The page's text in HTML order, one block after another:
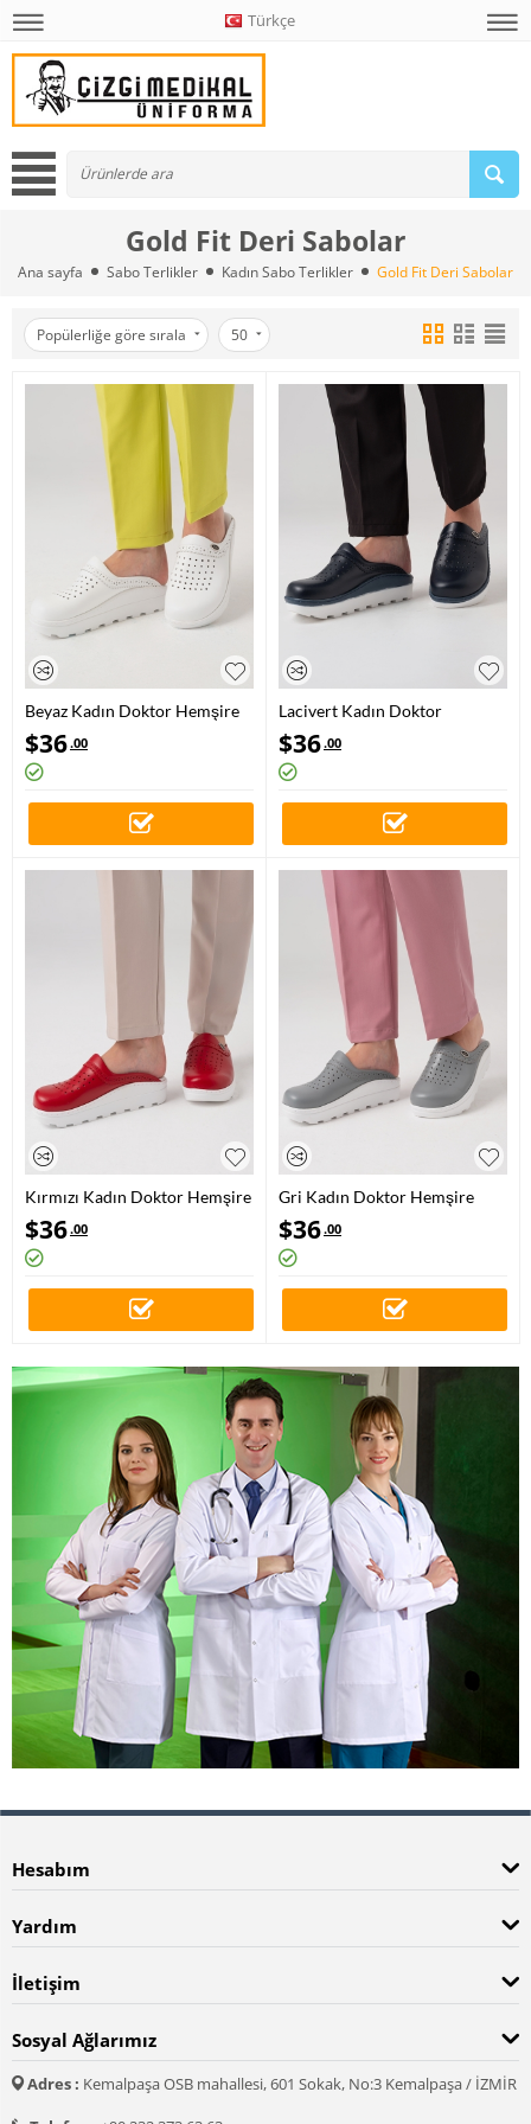
Türkçe
Gold Fit Deri Sabolar
Ana sayfa Sabo Terlikler Kadın Sabo Terlikler Gold Fit Deri Sabolar
Popülerliğe göre sırala 50
Beyaz Kadın Doktor Hemşire
Medikal Gold Fit Hakiki Deri
Sabo Terlik
$36.00
Lacivert Kadın Doktor
Hemşire Medikal Gold Fit
Hakiki Deri Sabo Terlik
$36.00
Kırmızı Kadın Doktor Hemşire
Medikal Gold Fit Hakiki Deri
Sabo Terlik
$36.00
Gri Kadın Doktor Hemşire
Medikal Gold Fit Hakiki Deri
Sabo Terlik
$36.00
Hesabım
Yardım
İletişim
Sosyal Ağlarımız
Adres : Kemalpaşa OSB mahallesi, 601 Sokak, No:3 Kemalpaşa / İZMİR